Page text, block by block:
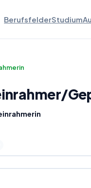
BerufsfelderStudium
/